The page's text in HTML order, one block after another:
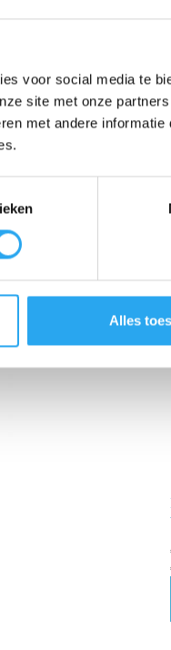
voor social media te
site met onze
met andere informatie
Alles
PVC, rubber,
in alle
gebruik is het geschikt
en niet-